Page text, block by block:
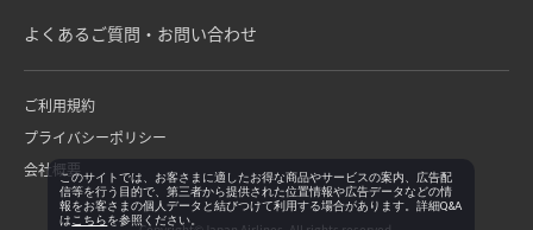
よくあるご質問・お問い合わせ
ご利用規約
プライバシーポリシー
会社概要このサイトでは、お客さまに適したお得な商品やサービスの案内、広告配
信等を行う目的で、第三者から提供された位置情報や広告データなどの情
報をお客さまの個人データと結びつけて利用する場合があります。詳細Q&A
は こちらを参照ください。